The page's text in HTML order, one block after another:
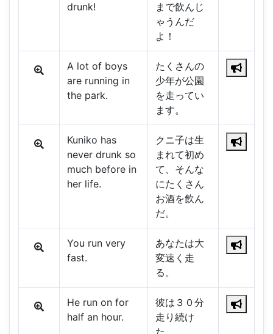
drunk!
まで飲んじ
ゃうんだ
よ！
A lot of boys
are running in
the park.
たくさんの
少年が公園
を走ってい
ます。
Kuniko has
never drunk so
much before in
her life.
クニ子は生
まれて初め
て、そんな
にたくさん
お酒を飲ん
だ。
You run very
fast.
あなたは大
変速く走
る。
He run on for
half an hour.
彼は３０分
走り続け